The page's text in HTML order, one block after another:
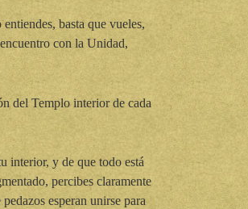
basta que vueles,
con la Unidad,
del Templo interior de cada
interior, y de que todo está
percibes claramente
esperan unirse para